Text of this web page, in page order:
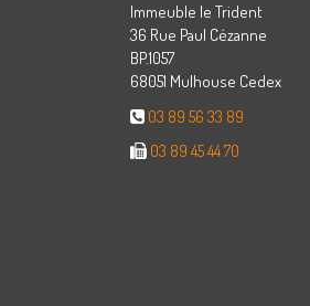
Immeuble le Trident
36 Rue Paul Cézanne
BP.1057
68051 Mulhouse Cedex
03 89 56 33 89
03 89 45 44 70